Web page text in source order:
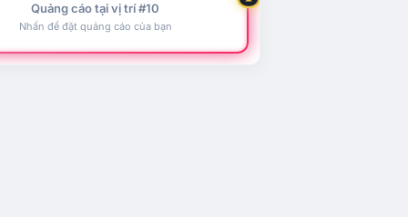
Quảng cáo tại vị trí #10
Nhấn để đặt quảng cáo của bạn